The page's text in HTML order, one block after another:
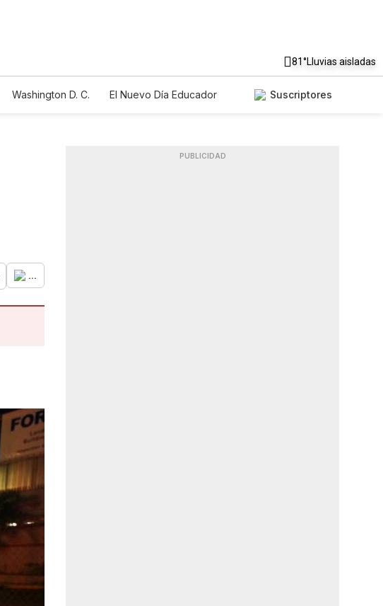
81°Lluvias aisladas
Washington D. C.
El Nuevo Día Educador
Suscriptores
...
PUBLICIDAD